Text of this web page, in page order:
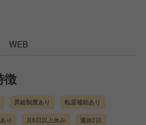
WEB
徴
昇給制度あり 転居補助あり
り 月8日以上休み 週休2日